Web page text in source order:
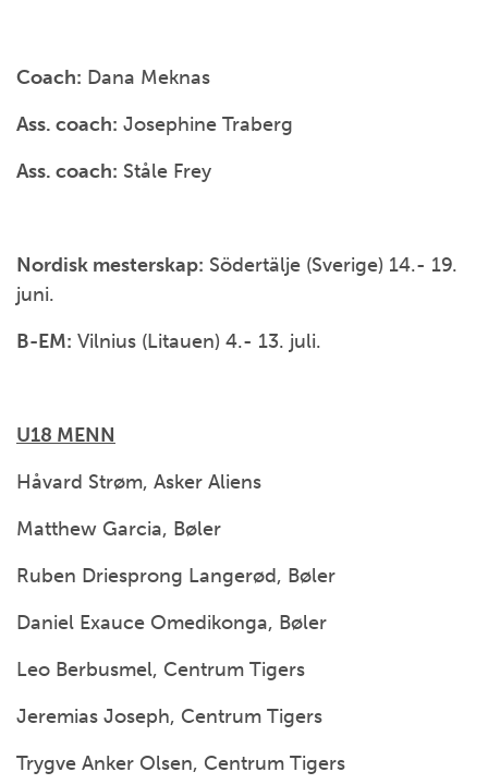
Coach: Dana Meknas
Ass. coach: Josephine Traberg
Ass. coach: Ståle Frey
Nordisk mesterskap: Södertälje (Sverige) 14.- 19.
juni.
B-EM: Vilnius (Litauen) 4.- 13. juli.
U18 MENN
Håvard Strøm, Asker Aliens
Matthew Garcia, Bøler
Ruben Driesprong Langerød, Bøler
Daniel Exauce Omedikonga, Bøler
Leo Berbusmel, Centrum Tigers
Jeremias Joseph, Centrum Tigers
Trygve Anker Olsen, Centrum Tigers